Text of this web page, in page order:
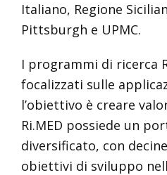
Italiano, Regione
Pittsburgh e UPMC.
I programmi di ricerca
focalizzati sulle
l’obiettivo è creare
Ri.MED possiede un
diversificato, con
obiettivi di sviluppo